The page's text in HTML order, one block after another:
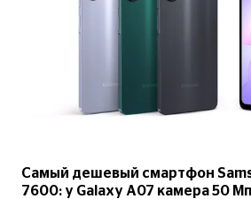
Самый дешевый смартфон
7600: у Galaxy A07 камера 50